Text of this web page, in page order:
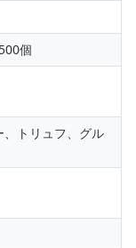
個
トリュフ、グル